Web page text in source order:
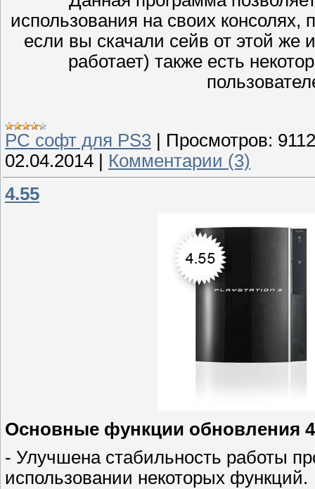
использования на своих консолях,
если вы скачали сейв от этой же
работает) также есть
PC софт для PS3 | Просмотров: 9112
02.04.2014 | Комментарии (3)
4.55
Основные функции обновления
- Улучшена стабильность работы
использовании некоторых функций.